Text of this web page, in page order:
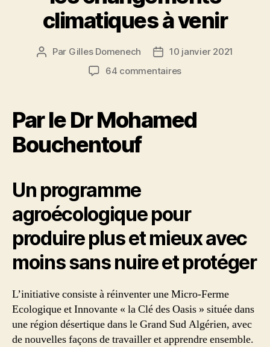
climatiques à venir
Auteur
Par Gilles Domenech
Date
de
10 janvier 2021
64 commentairessur
des
Oasis
un
agroécologique
permettant
d’anticiper
changements
climatiques
à
venir
Par le Dr Mohamed
Bouchentouf
Un programme
agroécologique pour
produire plus et mieux avec
moins sans nuire et protéger
L’initiative consiste à réinventer une Micro-Ferme
Ecologique et Innovante « la Clé des Oasis » située dans
une région désertique dans le Grand Sud Algérien, avec
de nouvelles façons de travailler et apprendre ensemble.